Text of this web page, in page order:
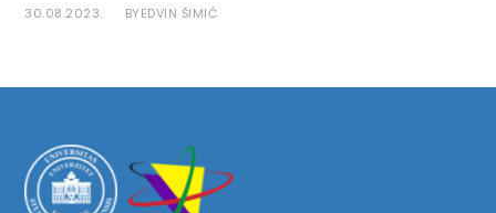
30.08.2023. BYEDVIN ŠIMIĆ